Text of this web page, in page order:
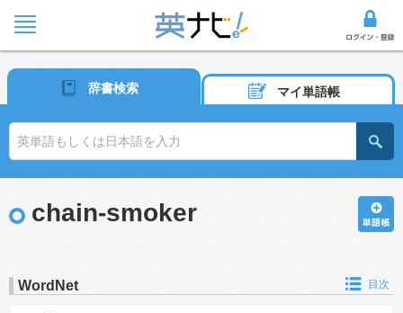
辞書検索 マイ単語帳
chain-smoker
WordNet 目次